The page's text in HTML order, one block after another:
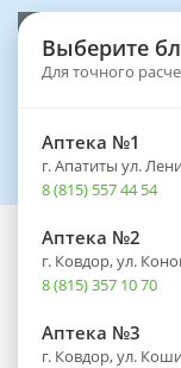
Выберите
Для точного
Аптека №1
г. Апатиты ул.
8 (815) 557 44 54
Аптека №2
г. Ковдор, ул.
8 (815) 357 10 70
Аптека №3
г. Ковдор, ул.
Каталог
Билобил